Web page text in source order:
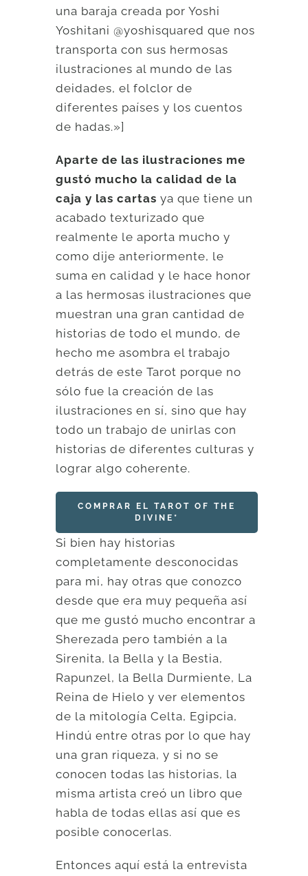
una baraja creada por Yoshi
Yoshitani @yoshisquared que nos
transporta con sus hermosas
ilustraciones al mundo de las
deidades, el folclor de
diferentes países y los cuentos
de hadas.»]
Aparte de las ilustraciones me
gustó mucho la calidad de la
caja y las cartas ya que tiene un
acabado texturizado que
realmente le aporta mucho y
como dije anteriormente, le
suma en calidad y le hace honor
a las hermosas ilustraciones que
muestran una gran cantidad de
historias de todo el mundo, de
hecho me asombra el trabajo
detrás de este Tarot porque no
sólo fue la creación de las
ilustraciones en sí, sino que hay
todo un trabajo de unirlas con
historias de diferentes culturas y
lograr algo coherente.
COMPRAR EL TAROT OF THE
DIVINE*
Si bien hay historias
completamente desconocidas
para mi, hay otras que conozco
desde que era muy pequeña así
que me gustó mucho encontrar a
Sherezada pero también a la
Sirenita, la Bella y la Bestia,
Rapunzel, la Bella Durmiente, La
Reina de Hielo y ver elementos
de la mitología Celta, Egipcia,
Hindú entre otras por lo que hay
una gran riqueza, y si no se
conocen todas las historias, la
misma artista creó un libro que
habla de todas ellas así que es
posible conocerlas.
Entonces aquí está la entrevista